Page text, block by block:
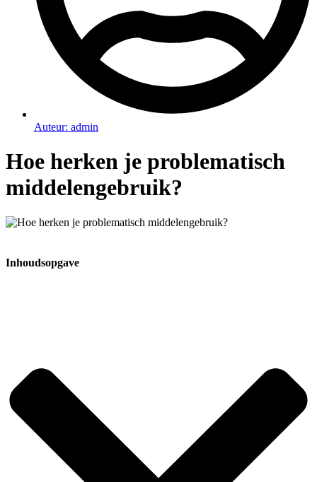
Auteur: admin
Hoe herken je problematisch
middelengebruik?
Inhoudsopgave